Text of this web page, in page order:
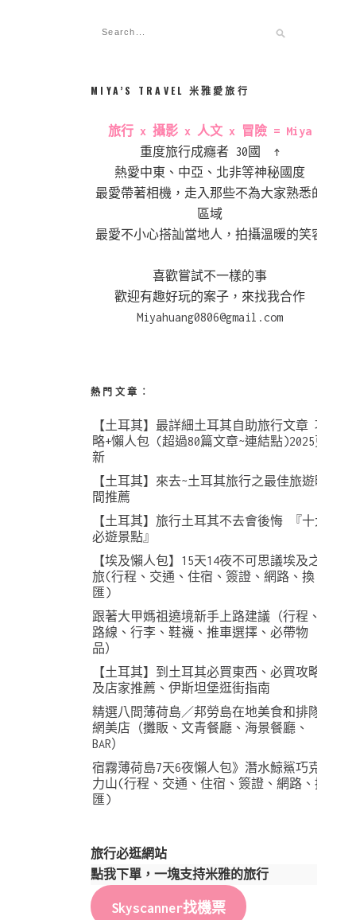
MIYA’S TRAVEL 米雅愛旅行
旅行 x 攝影 x 人文 x 冒險 = Miya
重度旅行成癮者 30國 ↑
熱愛中東、中亞、北非等神秘國度
最愛帶著相機，走入那些不為大家熟悉的
區域
最愛不小心搭訕當地人，拍攝溫暖的笑容
喜歡嘗試不一樣的事
歡迎有趣好玩的案子，來找我合作
Miyahuang0806@gmail.com
熱門文章︰
【土耳其】最詳細土耳其自助旅行文章 攻
略+懶人包 (超過80篇文章~連結點)2025更
新
【土耳其】來去~土耳其旅行之最佳旅遊時
間推薦
【土耳其】旅行土耳其不去會後悔 『十大
必遊景點』
【埃及懶人包】15天14夜不可思議埃及之
旅(行程、交通、住宿、簽證、網路、換
匯)
跟著大甲媽祖遶境新手上路建議（行程、
路線、行李、鞋襪、推車選擇、必帶物
品）
【土耳其】到土耳其必買東西、必買攻略
及店家推薦、伊斯坦堡逛街指南
精選八間薄荷島／邦勞島在地美食和排隊
網美店（攤販、文青餐廳、海景餐廳、
BAR）
宿霧薄荷島7天6夜懶人包》潛水鯨鯊巧克
力山(行程、交通、住宿、簽證、網路、換
匯)
旅行必逛網站
點我下單，一塊支持米雅的旅行
Skyscanner找機票